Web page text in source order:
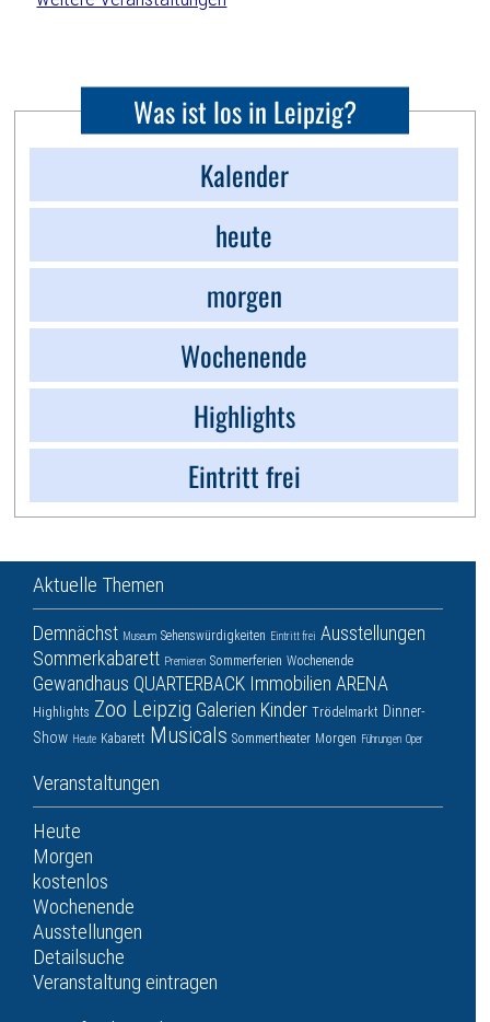
Was ist los in Leipzig?
Kalender
heute
morgen
Wochenende
Highlights
Eintritt frei
Aktuelle Themen
Demnächst Museum Sehenswürdigkeiten Eintritt frei Ausstellungen
Sommerkabarett Premieren Sommerferien Wochenende
Gewandhaus QUARTERBACK Immobilien ARENA
Highlights Zoo Leipzig Galerien Kinder Trödelmarkt Dinner-
Show Heute Kabarett Musicals Sommertheater Morgen Führungen Oper
Veranstaltungen
Heute
Morgen
kostenlos
Wochenende
Ausstellungen
Detailsuche
Veranstaltung eintragen